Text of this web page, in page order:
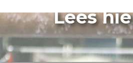
Lees